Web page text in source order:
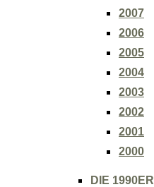
2007
2006
2005
2004
2003
2002
2001
2000
DIE 1990ER